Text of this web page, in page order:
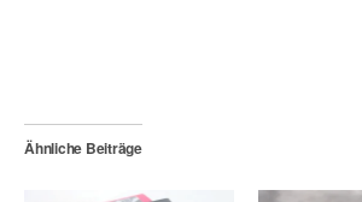
Ähnliche Beiträge